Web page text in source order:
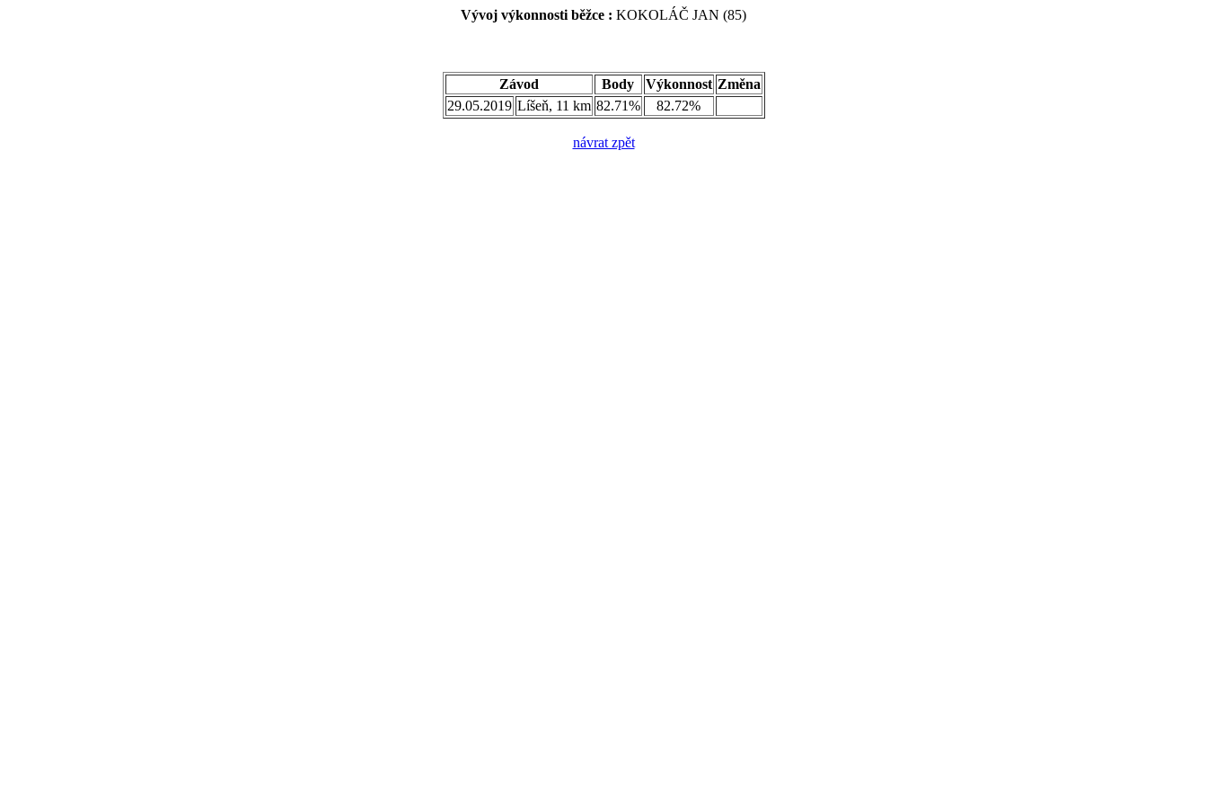
Vývoj výkonnosti běžce : KOKOLÁČ JAN (85)
Závod Body Výkonnost Změna
29.05.2019 Líšeň, 11 km 82.71% 82.72%
návrat zpět